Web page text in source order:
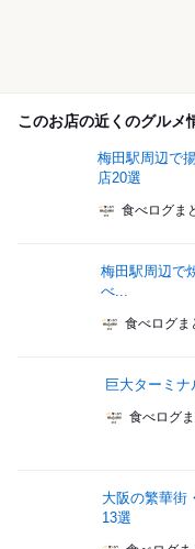
このお店の近くのグルメ
梅田駅周辺で
店20選
食べログま
梅田駅周辺で
べ...
食べログま
巨大ターミ
食べログ
大阪の繁華街
13選